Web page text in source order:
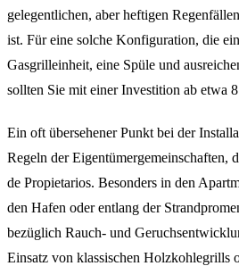
gelegentlichen, aber heftigen
ist. Für eine solche Konfiguration, die
Gasgrilleinheit, eine Spüle und
sollten Sie mit einer Investition ab etwa
Ein oft übersehener Punkt bei der
Regeln der Eigentümergemeinschaften,
de Propietarios. Besonders in den
den Hafen oder entlang der
bezüglich Rauch- und
Einsatz von klassischen Holzkohlegrills